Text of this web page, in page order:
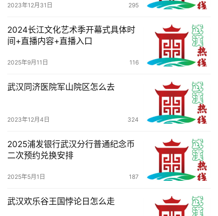
务
导
2023年12月31日 295
2024长江文化艺术季开幕式具体时
间+直播内容+直播入口
2025年9月11日 116
武汉同济医院军山院区怎么去
2023年12月4日 324
2025浦发银行武汉分行普通纪念币
二次预约兑换安排
2025年5月1日 187
武汉欢乐谷王国悖论日怎么走